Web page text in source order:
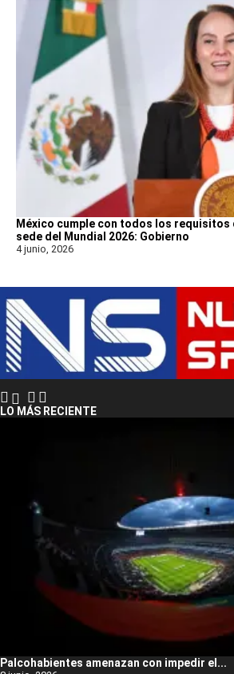
México cumple con todos los requisitos
sede del Mundial 2026: Gobierno
4 junio, 2026
LO MÁS RECIENTE
Palcohabientes amenazan con impedir el...